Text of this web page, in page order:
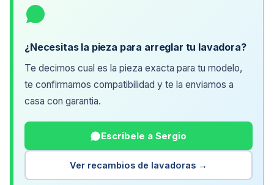
¿Necesitas la pieza para arreglar tu lavadora?
Te decimos cual es la pieza exacta para tu modelo,
te confirmamos compatibilidad y te la enviamos a
casa con garantia.
Escribele a Sergio
Ver recambios de lavadoras →